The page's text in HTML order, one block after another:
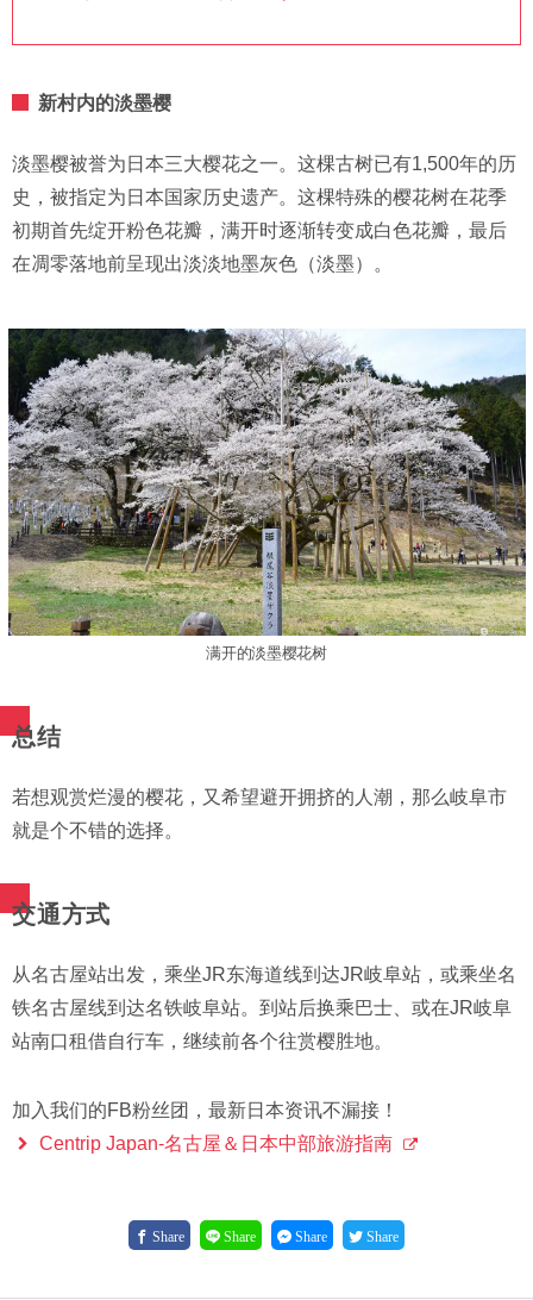
新村内的淡墨樱
淡墨樱被誉为日本三大樱花之一。这棵古树已有1,500年的历
史，被指定为日本国家历史遗产。这棵特殊的樱花树在花季
初期首先绽开粉色花瓣，满开时逐渐转变成白色花瓣，最后
在凋零落地前呈现出淡淡地墨灰色（淡墨）。
满开的淡墨樱花树
总结
若想观赏烂漫的樱花，又希望避开拥挤的人潮，那么岐阜市
就是个不错的选择。
交通方式
从名古屋站出发，乘坐JR东海道线到达JR岐阜站，或乘坐名
铁名古屋线到达名铁岐阜站。到站后换乘巴士、或在JR岐阜
站南口租借自行车，继续前各个往赏樱胜地。
加入我们的FB粉丝团，最新日本资讯不漏接！
Centrip Japan-名古屋＆日本中部旅游指南
Share Share Share Share